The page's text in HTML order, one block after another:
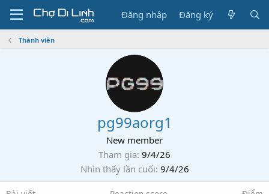
Đăng nhập Đăng ký
Thành viên
pg99aorg1
New member
Tham gia 9/4/26
Nhìn thấy lần cuối 9/4/26